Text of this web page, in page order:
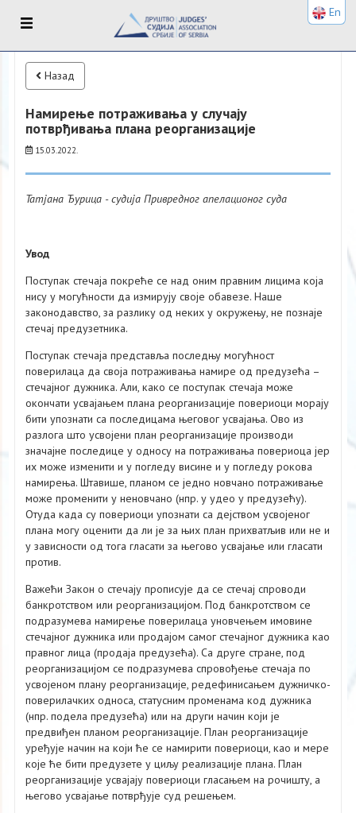
Назад
Намирење потраживања у случају
потврђивања плана реорганизације
15.03.2022.
Татјана Ђурица - судија Привредног апелационог суда
Увод
Поступак стечаја покреће се над оним правним лицима која
нису у могућности да измирују своје обавезе. Наше
законодавство, за разлику од неких у окружењу, не познаје
стечај предузетника.
Поступак стечаја представља последњу могућност
поверилаца да своја потраживања намире од предузећа –
стечајног дужника. Али, како се поступак стечаја може
окончати усвајањем плана реорганизације повериоци морају
бити упознати са последицама његовог усвајања. Ово из
разлога што усвојени план реорганизације производи
значајне последице у односу на потраживања повериоца јер
их може изменити и у погледу висине и у погледу рокова
намирења. Штавише, планом се једно новчано потраживање
може променити у неновчано (нпр. у удео у предузећу).
Отуда када су повериоци упознати са дејством усвојеног
плана могу оценити да ли је за њих план прихватљив или не и
у зависности од тога гласати за његово усвајање или гласати
против.
Важећи Закон о стечају прописује да се стечај спроводи
банкротством или реорганизацијом. Под банкротством се
подразумева намирење поверилаца уновчењем имовине
стечајног дужника или продајом самог стечајног дужника као
правног лица (продаја предузећа). Са друге стране, под
реорганизацијом се подразумева спровођење стечаја по
усвојеном плану реорганизације, редефинисањем дужничко-
поверилачких односа, статусним променама код дужника
(нпр. подела предузећа) или на други начин који је
предвиђен планом реорганизације. План реорганизације
уређује начин на који ће се намирити повериоци, као и мере
које ће бити предузете у циљу реализације плана. План
реорганизације усвајају повериоци гласањем на рочишту, а
његово усвајање потврђује суд решењем.
En